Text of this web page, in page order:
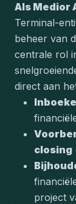
Als Medior
Terminal-
beheer van
centrale rol
direct aan
closing
project